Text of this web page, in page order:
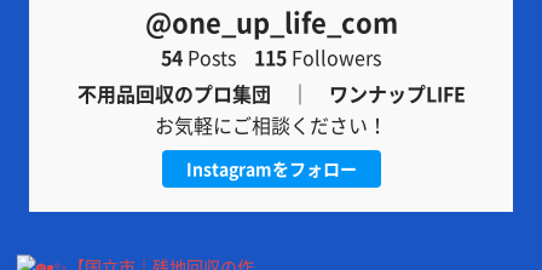
@one_up_life_com
54 Posts 115 Followers
不用品回収のプロ集団 ｜ ワンナップLIFE
お気軽にご相談ください！
Instagramをフォロー